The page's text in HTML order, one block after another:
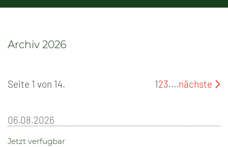
Archiv 2026
Seite 1 von 14. 123....nächste
06.08.2026
Jetzt verfügbar